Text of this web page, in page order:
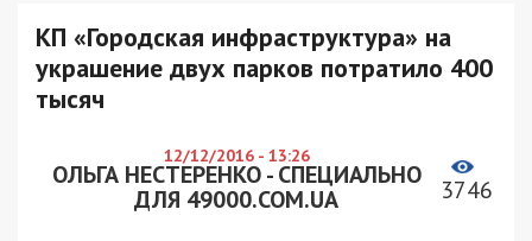
КП «Городская инфраструктура» на
украшение двух парков потратило 400
тысяч
12/12/2016 - 13:26
ОЛЬГА НЕСТЕРЕНКО - СПЕЦИАЛЬНО
ДЛЯ 49000.COM.UA
3746